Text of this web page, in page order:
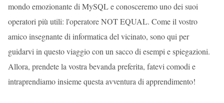
mondo emozionante di MySQL e conosceremo uno dei suoi
operatori più utili: l'operatore NOT EQUAL. Come il vostro
amico insegnante di informatica del vicinato, sono qui per
guidarvi in questo viaggio con un sacco di esempi e spiegazioni.
Allora, prendete la vostra bevanda preferita, fatevi comodi e
intraprendiamo insieme questa avventura di apprendimento!